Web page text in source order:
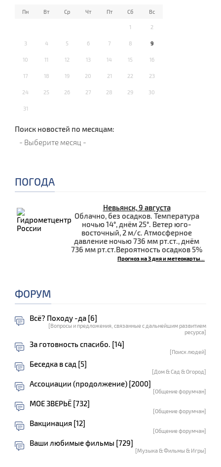
Пн Вт Ср Чт Пт Сб Вс
1 2
3 4 5 6 7 8 9
10 11 12 13 14 15 16
17 18 19 20 21 22 23
24 25 26 27 28 29 30
31
Поиск новостей по месяцам:
ПОГОДА
Невьянск, 9 августа
Облачно, без осадков. Температура
ночью 14°, днём 25°. Ветер юго-
восточный, 2 м/с. Атмосферное
давление ночью 736 мм рт.ст., днём
736 мм рт.ст.Вероятность осадков 5%
Прогноз на 3 дня и метеокарты...
ФОРУМ
Всё? Походу -да [6]
[Вопросы и предложения, связанные с дальнейшим развитием
ресурса]
За готовность спасибо. [14]
[Поиск людей]
Беседка в сад [5]
[Дом & Сад & Огород]
Ассоциации (продолжение) [2000]
[Общение форумчан]
МОЕ ЗВЕРЬЁ [732]
[Общение форумчан]
Вакцинация [12]
[Общение форумчан]
Ваши любимые фильмы [729]
[Музыка & Фильмы & Игры]